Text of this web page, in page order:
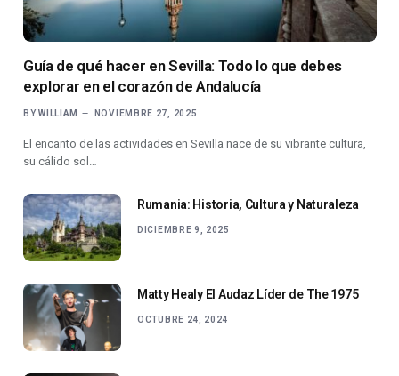
Guía de qué hacer en Sevilla: Todo lo que debes
explorar en el corazón de Andalucía
BY WILLIAM NOVIEMBRE 27, 2025
El encanto de las actividades en Sevilla nace de su vibrante cultura,
su cálido sol…
Rumania: Historia, Cultura y Naturaleza
DICIEMBRE 9, 2025
Matty Healy El Audaz Líder de The 1975
OCTUBRE 24, 2024